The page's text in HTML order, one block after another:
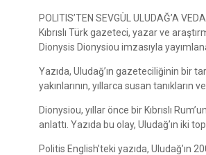
POLITIS’TEN SEVGÜL ULUDAĞ’A
Kıbrıslı Türk gazeteci, yazar ve
Dionysis Dionysiou imzasıyla
Yazıda, Uludağ’ın gazeteciliğinin bir
yakınlarının, yıllarca susan
Dionysiou, yıllar önce bir Kıbrıslı
anlattı. Yazıda bu olay, Uludağ’ın iki
Politis English’teki yazıda, Uludağ’ın